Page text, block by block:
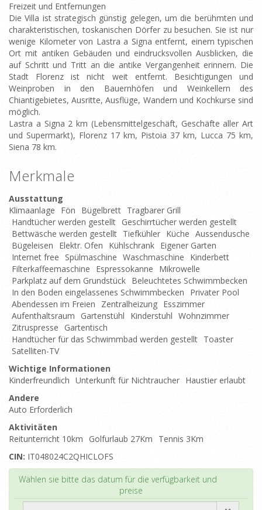
Freizeit und Entfernungen
Die Villa ist strategisch günstig gelegen, um die berühmten und
charakteristischen, toskanischen Dörfer zu besuchen. Sie ist nur
wenige Kilometer von Lastra a Signa entfernt, einem typischen
Ort mit antiken Gebäuden und eindrucksvollen Ausblicken, die
auf Schritt und Tritt an die antike Vergangenheit erinnern. Die
Stadt Florenz ist nicht weit entfernt. Besichtigungen und
Weinproben in den Bauernhöfen und Weinkellern des
Chiantigebietes, Ausritte, Ausflüge, Wandern und Kochkurse sind
möglich.
Lastra a Signa 2 km (Lebensmittelgeschäft, Geschäfte aller Art
und Supermarkt), Florenz 17 km, Pistoia 37 km, Lucca 75 km,
Siena 78 km.
Merkmale
Ausstattung
Klimaanlage
Fön Bügelbrett Tragbarer Grill
Handtücher werden gestellt Geschirrtücher werden gestellt
Bettwäsche werden gestellt Tiefkühler Küche Aussendusche
Bügeleisen
Elektr. Ofen Kühlschrank Eigener Garten
Internet free
Spülmaschine Waschmaschine
Kinderbett
Filterkaffeemaschine
Espressokanne
Mikrowelle
Parkplatz auf dem Grundstück Beleuchtetes Schwimmbecken
In den Boden eingelassenes Schwimmbecken
Privater Pool
Abendessen im Freien
Zentralheizung Esszimmer
Aufenthaltsraum
Gartenstühl Kinderstuhl Wohnzimmer
Zitruspresse
Gartentisch
Handtücher für das Schwimmbad werden gestellt Toaster
Satelliten-TV
Wichtige Informationen
Kinderfreundlich Unterkunft für Nichtraucher Haustier erlaubt
Andere
Auto Erforderlich
Aktivitäten
Reitunterricht 10km
Golfurlaub 27Km
Tennis 3Km
CIN: IT048024C2QHICLOFS
Wählen sie bitte das datum für die verfügbarkeit und
preise